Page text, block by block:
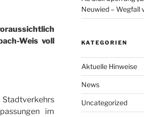
Weis voll
Stadtverkehrs
im
Neuwied – Wegfall
KATEGORIEN
Aktuelle Hinweise
News
Uncategorized